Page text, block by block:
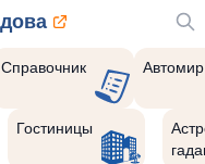
Справочник Автомир
Гостиницы